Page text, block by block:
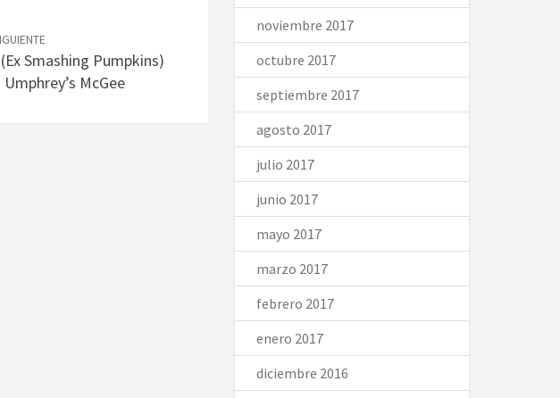
Smashing Pumpkins)
McGee
noviembre 2017
octubre 2017
septiembre 2017
agosto 2017
julio 2017
junio 2017
mayo 2017
marzo 2017
febrero 2017
enero 2017
diciembre 2016